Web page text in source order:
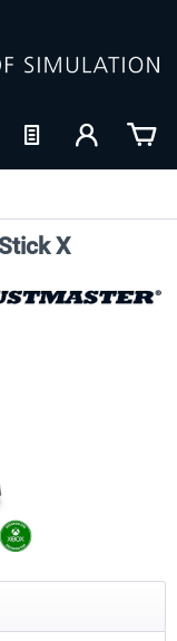
Stand Pro Upgrade -
X